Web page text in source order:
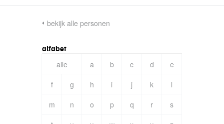
bekijk alle personen
alfabet
alle a b c d
e
f
g h i j k
l
m
n o p q r
s